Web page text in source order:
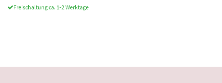
Freischaltung ca. 1-2 Werktage